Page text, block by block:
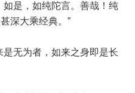
如是，如纯陀言。善哉！纯
深大乘经典。”
是无为者，如来之身即是长